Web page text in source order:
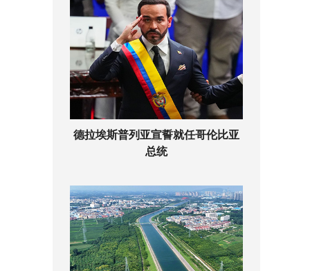
德拉埃斯普列亚宣誓就任哥伦比亚
总统